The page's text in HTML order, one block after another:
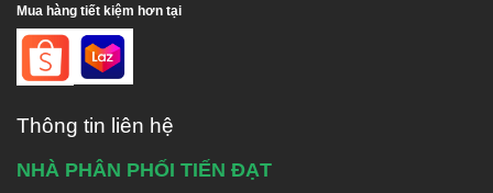
Mua hàng tiết kiệm hơn tại
Thông tin liên hệ
NHÀ PHÂN PHỐI TIẾN ĐẠT